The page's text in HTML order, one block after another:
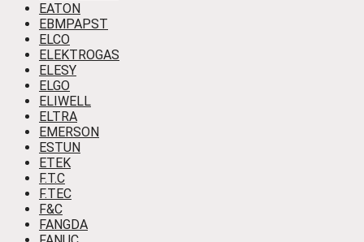
EATON
EBMPAPST
ELCO
ELEKTROGAS
ELESY
ELGO
ELIWELL
ELTRA
EMERSON
ESTUN
ETEK
F.T.C
F.TEC
F&C
FANGDA